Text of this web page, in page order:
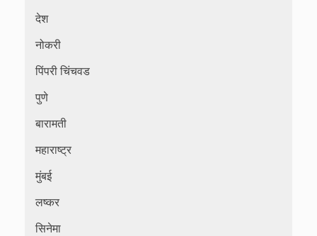
देश
नोकरी
पिंपरी चिंचवड
पुणे
बारामती
महाराष्ट्र
मुंबई
लष्कर
सिनेमा